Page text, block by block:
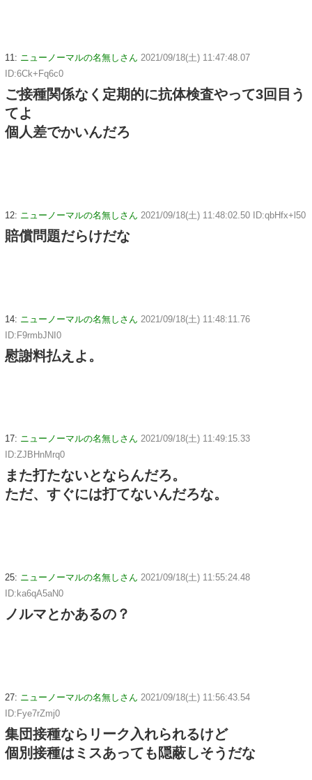
11: ニューノーマルの名無しさん 2021/09/18(土) 11:47:48.07
ID:6Ck+Fq6c0
ご接種関係なく定期的に抗体検査やって3回目う
てよ
個人差でかいんだろ
12: ニューノーマルの名無しさん 2021/09/18(土) 11:48:02.50 ID:qbHfx+l50
賠償問題だらけだな
14: ニューノーマルの名無しさん 2021/09/18(土) 11:48:11.76
ID:F9rmbJNI0
慰謝料払えよ。
17: ニューノーマルの名無しさん 2021/09/18(土) 11:49:15.33
ID:ZJBHnMrq0
また打たないとならんだろ。
ただ、すぐには打てないんだろな。
25: ニューノーマルの名無しさん 2021/09/18(土) 11:55:24.48
ID:ka6qA5aN0
ノルマとかあるの？
27: ニューノーマルの名無しさん 2021/09/18(土) 11:56:43.54
ID:Fye7rZmj0
集団接種ならリーク入れられるけど
個別接種はミスあっても隠蔽しそうだな